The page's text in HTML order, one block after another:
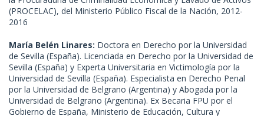
(PROCELAC), del Ministerio Público Fiscal de la Nación, 2012-
2016
María Belén Linares: Doctora en Derecho por la Universidad
de Sevilla (España). Licenciada en Derecho por la Universidad de
Sevilla (España) y Experta Universitaria en Victimología por la
Universidad de Sevilla (España). Especialista en Derecho Penal
por la Universidad de Belgrano (Argentina) y Abogada por la
Universidad de Belgrano (Argentina). Ex Becaria FPU por el
Gobierno de España, Ministerio de Educación, Cultura y